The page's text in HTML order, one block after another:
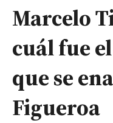
Marcelo
cuál fue
que se
Figueroa